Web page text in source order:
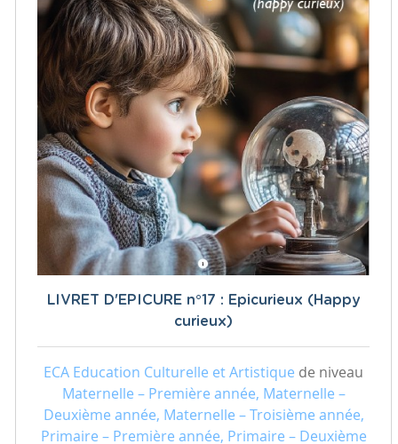
LIVRET D'EPICURE n°17 : Epicurieux (Happy
curieux)
ECA Education Culturelle et Artistique de niveau
Maternelle – Première année, Maternelle –
Deuxième année, Maternelle – Troisième année,
Primaire – Première année, Primaire – Deuxième